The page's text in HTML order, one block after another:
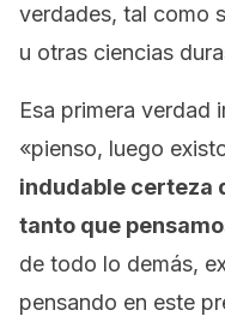
verdades, tal como
u otras ciencias
Esa primera verdad
«pienso, luego
indudable certeza
tanto que
de todo lo demás,
pensando en este